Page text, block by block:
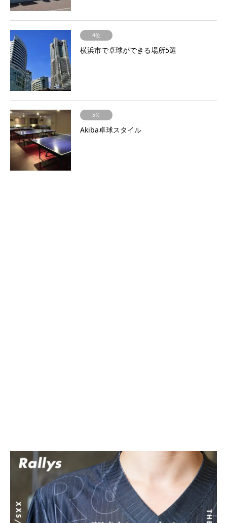
4位
横浜市で卓球ができる場所5選
5位
Akiba卓球スタイル